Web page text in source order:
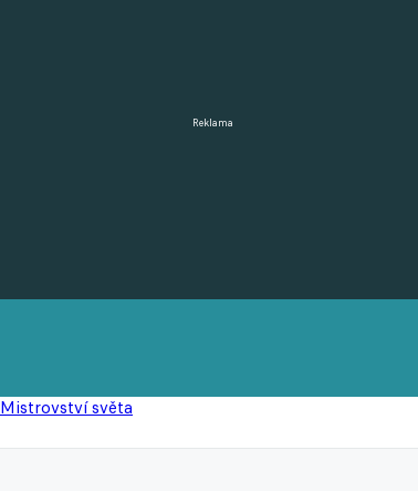
Reklama
Mistrovství světa